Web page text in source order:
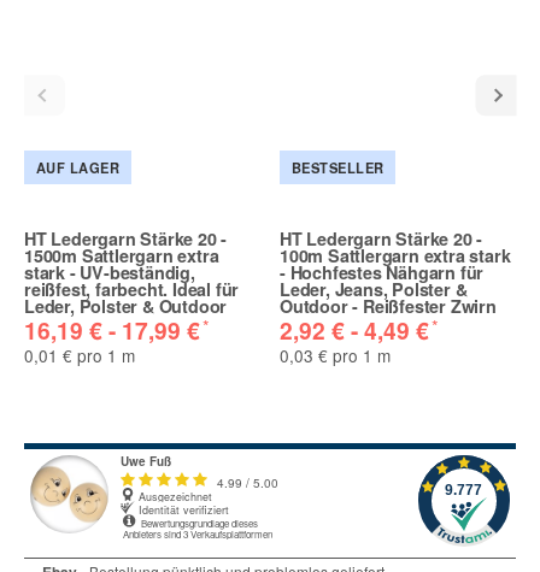
AUF LAGER
HT Ledergarn Stärke 20 -
1500m Sattlergarn extra
stark - UV-beständig,
reißfest, farbecht. Ideal für
Leder, Polster & Outdoor
16,19 € - 17,99 €*
0,01 € pro 1 m
BESTSELLER
HT Ledergarn Stärke 20 -
100m Sattlergarn extra stark
- Hochfestes Nähgarn für
Leder, Jeans, Polster &
Outdoor - Reißfester Zwirn
2,92 € -4,49 €*
0,03 € pro 1 m